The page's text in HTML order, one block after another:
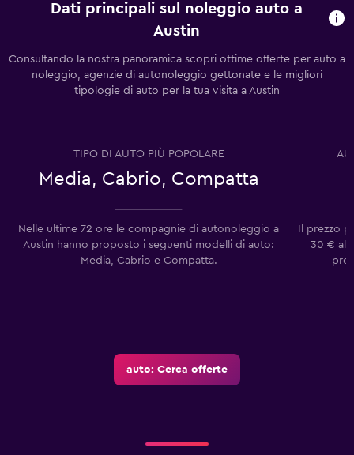
Dati principali sul noleggio auto a
Austin
Consultando la nostra panoramica scopri ottime offerte per auto a
noleggio, agenzie di autonoleggio gettonate e le migliori
tipologie di auto per la tua visita a Austin
TIPO DI AUTO PIÙ POPOLARE
Media, Cabrio, Compatta
Nelle ultime 72 ore le compagnie di autonoleggio a
Austin hanno proposto i seguenti modelli di auto:
Media, Cabrio e Compatta.
Il prezzo
30 € al
auto: Cerca offerte